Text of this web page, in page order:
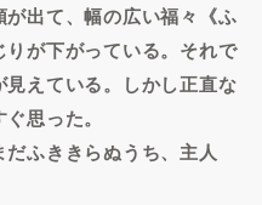
出て、幅の広い福々《ふ
りが下がっている。それで
えている。しかし正直な
思った。
ふききらぬうち、主人